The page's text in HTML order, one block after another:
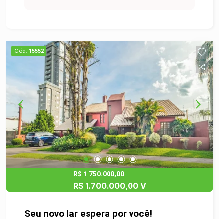
localização tranquila e com fácil acesso a
serviços e comércios. Agende uma visita e venha
se encantar com cada detalhe!
Cód. 15552
R$ 1.750.000,00
R$ 1.700.000,00 V
Seu novo lar espera por você!